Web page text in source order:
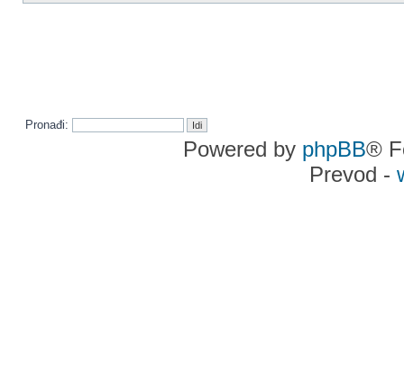
Pronađi:
Powered by phpBB®
Prevod -